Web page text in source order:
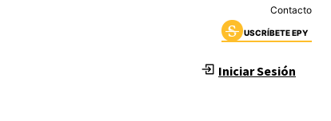
Contacto
USCRÍBETE EPY
Iniciar Sesión